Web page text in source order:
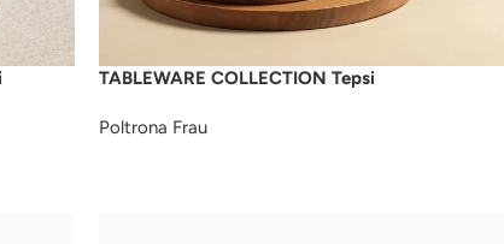
TABLEWARE COLLECTION Tepsi
Poltrona Frau